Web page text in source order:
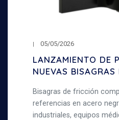
05/05/2026
LANZAMIENTO DE
NUEVAS BISAGRAS
Bisagras de fricción
referencias en acero
industriales, equipos